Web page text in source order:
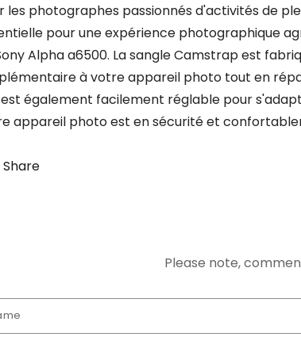
les photographes passionnés d'activités de
pour une expérience photographique
Alpha a6500. La sangle Camstrap est
à votre appareil photo tout en
est également facilement réglable pour
appareil photo est en sécurité et
Share
Please note,